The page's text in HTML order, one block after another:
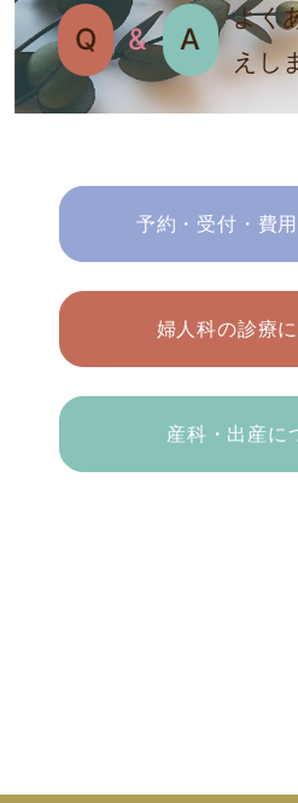
Q & A
よく
えし
予約・受付・費
婦人科の診療
産科・出産に